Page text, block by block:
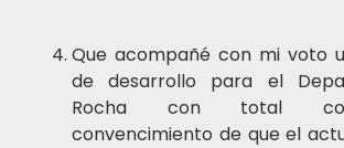
Que acompañé con mi voto
de desarrollo para el
Rocha con total
convencimiento de que el